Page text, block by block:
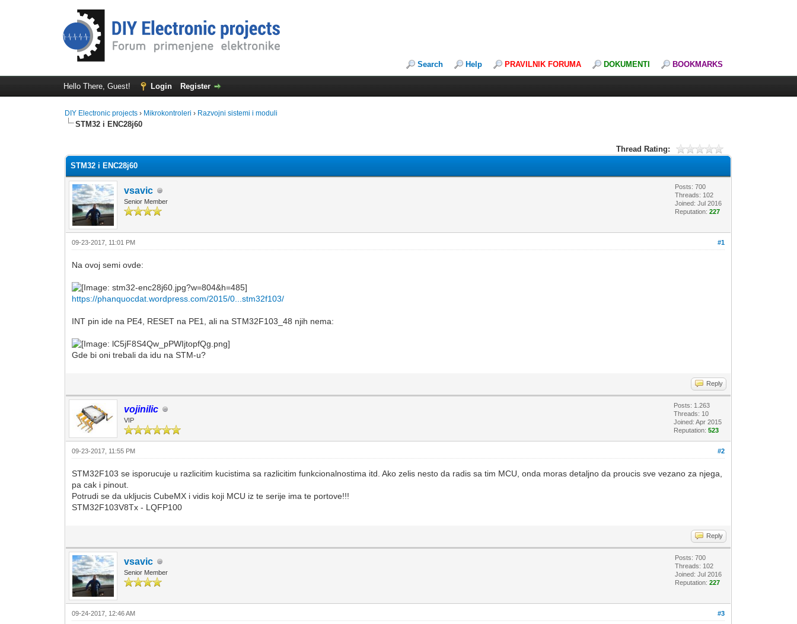
Search Help PRAVILNIK FORUMA DOKUMENTI BOOKMARKS
Hello There, Guest! Login Register
DIY Electronic projects › Mikrokontroleri › Razvojni sistemi i moduli
STM32 i ENC28j60
Thread Rating:
STM32 i ENC28j60
vsavic
Senior Member
Posts: 700
Threads: 102
Joined: Jul 2016
Reputation:227
#1
09-23-2017, 11:01 PM
Na ovoj semi ovde:
https://phanquocdat.wordpress.com/2015/0...stm32f103/
INT pin ide na PE4, RESET na PE1, ali na STM32F103_48 njih nema:
Gde bi oni trebali da idu na STM-u?
Reply
vojinilic
VIP
Posts: 1.263
Threads: 10
Joined: Apr 2015
Reputation:523
#2
09-23-2017, 11:55 PM
STM32F103 se isporucuje u razlicitim kucistima sa razlicitim funkcionalnostima itd. Ako zelis nesto da radis sa tim MCU, onda moras detaljno da proucis sve vezano za njega,
pa cak i pinout.
Potrudi se da ukljucis CubeMX i vidis koji MCU iz te serije ima te portove!!!
STM32F103V8Tx - LQFP100
Reply
vsavic
Senior Member
Posts: 700
Threads: 102
Joined: Jul 2016
Reputation:227
#3
09-24-2017, 12:46 AM